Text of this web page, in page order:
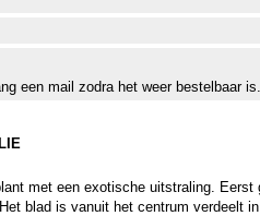
in de schaduw. Geef ze een
een mail zodra het weer bestelbaar is.
met een exotische uitstraling. Eerst
blad is vanuit het centrum verdeelt